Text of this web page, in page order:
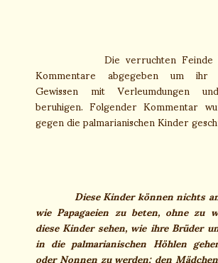
Die verruchten Feinde
Kommentare abgegeben um ihr
Gewissen mit Verleumdungen
beruhigen. Folgender Kommentar
gegen die palmarianischen Kinder
Diese Kinder können nichts
wie Papagaeien zu beten, ohne zu
diese Kinder sehen, wie ihre Brüder
in die palmarianischen Höhlen